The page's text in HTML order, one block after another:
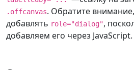
.offcanvas. Обратите
добавлять role="dialog",
добавляем его через JavaScript.